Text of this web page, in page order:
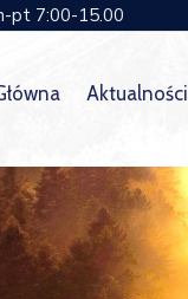
pt 7:00-15.00
Aktualności